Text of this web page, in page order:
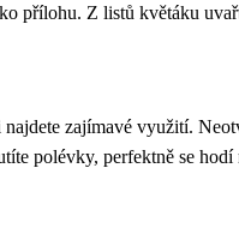
přílohu. Z listů květáku
zajímavé využití.
polévky, perfektně se hodí